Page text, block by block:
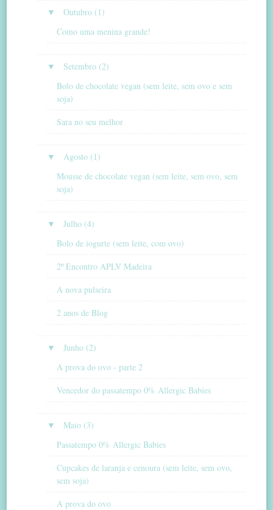
▼
Outubro (1)
Como uma menina grande!
▼
Setembro (2)
Bolo de chocolate vegan (sem leite, sem ovo e sem
soja)
Sara no seu melhor
▼
Agosto (1)
Mousse de chocolate vegan (sem leite, sem ovo, sem
soja)
▼
Julho (4)
Bolo de iogurte (sem leite, com ovo)
2º Encontro APLV Madeira
A nova pulseira
2 anos de Blog
▼
Junho (2)
A prova do ovo - parte 2
Vencedor do passatempo 0% Allergic Babies
▼
Maio (3)
Passatempo 0% Allergic Babies
Cupcakes de laranja e cenoura (sem leite, sem ovo,
sem soja)
A prova do ovo